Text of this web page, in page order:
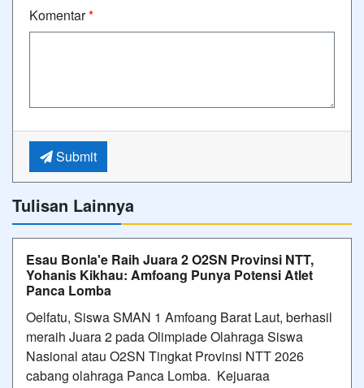
Komentar*
Submit
Tulisan Lainnya
Esau Bonla'e Raih Juara 2 O2SN Provinsi NTT,
Yohanis Kikhau: Amfoang Punya Potensi Atlet
Panca Lomba
Oelfatu, Siswa SMAN 1 Amfoang Barat Laut, berhasil
meraih Juara 2 pada Olimpiade Olahraga Siswa
Nasional atau O2SN Tingkat Provinsi NTT 2026
cabang olahraga Panca Lomba. Kejuaraa